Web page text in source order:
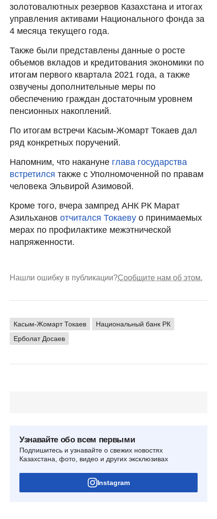
золотовалютных резервов Казахстана и итогах
управления активами Национального фонда за
4 месяца текущего года.
Также были представлены данные о росте
объемов вкладов и кредитования экономики по
итогам первого квартала 2021 года, а также
озвучены дополнительные меры по
обеспечению граждан достаточным уровнем
пенсионных накоплений.
По итогам встречи Касым-Жомарт Токаев дал
ряд конкретных поручений.
Напомним, что накануне глава государства
встретился также с Уполномоченной по правам
человека Эльвирой Азимовой.
Кроме того, вчера зампред АНК РК Марат
Азильханов отчитался Токаеву о принимаемых
мерах по профилактике межэтнической
напряженности.
Нашли ошибку в публикации?Сообщите нам об этом.
Касым-Жомарт Токаев
Национальный банк РК
Ерболат Досаев
Узнавайте обо всем первыми
Подпишитесь и узнавайте о свежих новостях
Казахстана, фото, видео и других эксклюзивах
Instagram